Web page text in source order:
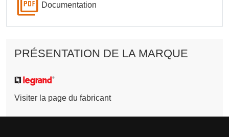
Documentation
PRÉSENTATION DE LA MARQUE
Visiter la page du fabricant